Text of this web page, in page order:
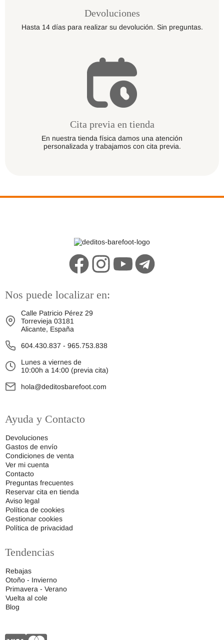
Devoluciones
Hasta 14 días para realizar su devolución. Sin preguntas.
Cita previa en tienda
En nuestra tienda física damos una atención
personalizada y trabajamos con cita previa.
Nos puede localizar en:
Calle Patricio Pérez 29
Torrevieja 03181
Alicante, España
604.430.837 - 965.753.838
Lunes a viernes de
10:00h a 14:00 (previa cita)
hola@deditosbarefoot.com
Ayuda y Contacto
Devoluciones
Gastos de envío
Condiciones de venta
Ver mi cuenta
Contacto
Preguntas frecuentes
Reservar cita en tienda
Aviso legal
Política de cookies
Gestionar cookies
Política de privacidad
Tendencias
Rebajas
Otoño - Invierno
Primavera - Verano
Vuelta al cole
Blog